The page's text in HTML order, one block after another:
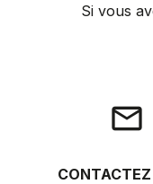
Si vous
email